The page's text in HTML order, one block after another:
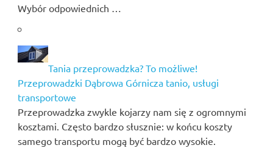
Wybór odpowiednich …
Tania przeprowadzka? To możliwe!
Przeprowadzki Dąbrowa Górnicza tanio, usługi
transportowe
Przeprowadzka zwykle kojarzy nam się z ogromnymi
kosztami. Często bardzo słusznie: w końcu koszty
samego transportu mogą być bardzo wysokie.